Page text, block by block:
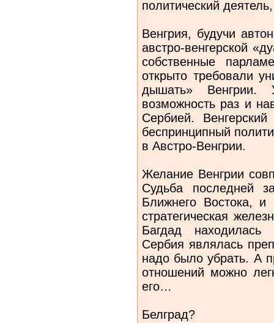
политический
Венгрия, будучи
австро-венгерской
собственные
открыто требовали
дышать» Венгрии.
возможность раз и
Сербией.
беспринципный
в Австро-Венгрии.
Желание Венгрии
Судьба последней
Ближнего Востока, и
стратегическая
Багдад
Сербия являлась
надо было убрать. А
отношений можно
его…
Белград?